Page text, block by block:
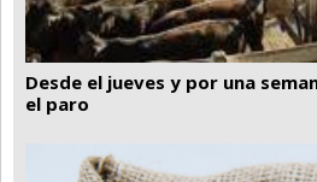
Desde el jueves y por una
el paro